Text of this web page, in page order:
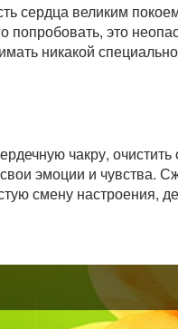
сердца великим
это
никакой
чакру, очистить
эмоции и чувства.
смену настроения,